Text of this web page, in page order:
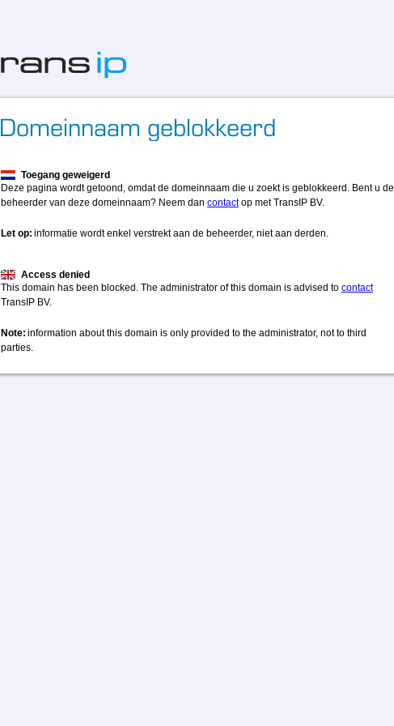
Toegang geweigerd
Deze pagina wordt getoond, omdat de domeinnaam die u zoekt is geblokkeerd. Bent u de
beheerder van deze domeinnaam? Neem dan contactop met TransIP BV.
Let op: informatie wordt enkel verstrekt aan de beheerder, niet aan derden.
Access denied
This domain has been blocked. The administrator of this domain is advised to contact
TransIP BV.
Note: information about this domain is only provided to the administrator, not to third
parties.